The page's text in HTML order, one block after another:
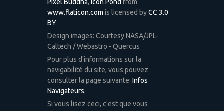
Pixel Buddha, Icon Pond from
www.flaticon.com is licensed byCC 3.0
BY
Design images: Courtesy NASA/JPL-
Caltech / Webastro - Quercus
Pour plus d'informations sur la
navigabilité du site, vous pouvez
consulter la page suivante: Infos
Navigateurs.
Si vous lisez ceci, c'est que vous